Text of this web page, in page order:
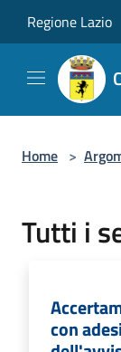
Regione Lazio
Home >
Tutti i
con